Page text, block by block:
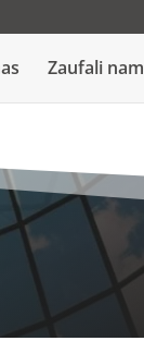
Zaufali nam